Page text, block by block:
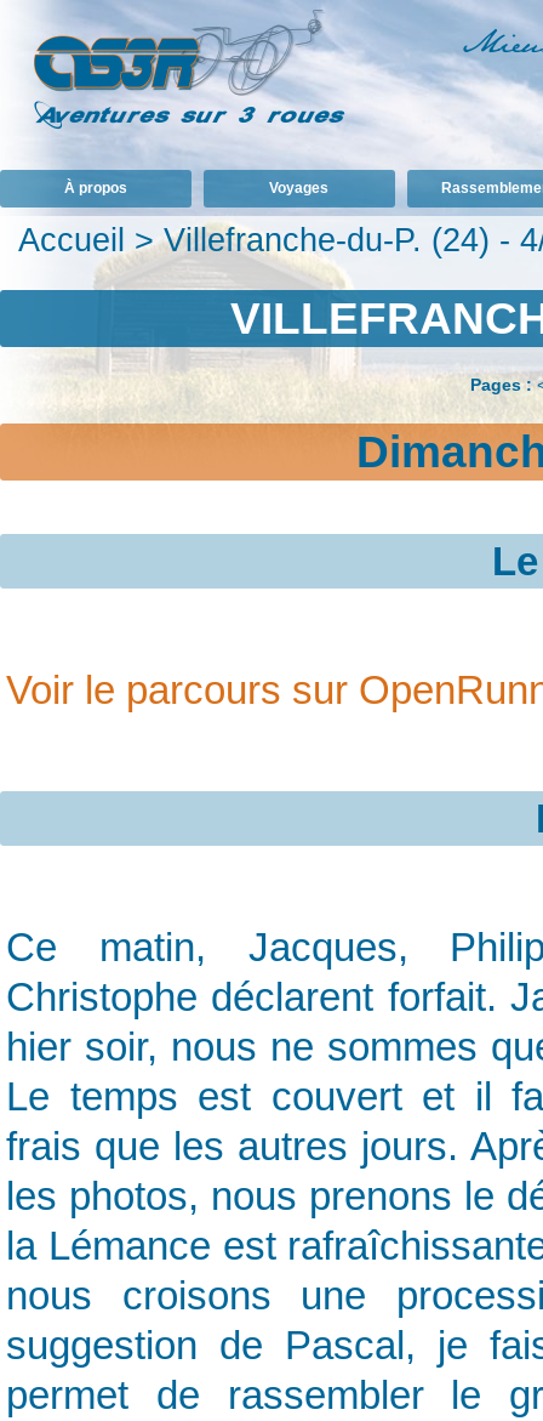
À propos Voyages
Accueil >Villefranche-du-P. (24) -
Pages :
Voir le parcours sur
Ce matin, Jacques,
Christophe déclarent forfait.
hier soir, nous ne sommes
Le temps est couvert et il
frais que les autres jours.
les photos, nous prenons le
la Lémance est
nous croisons une
suggestion de Pascal, je
permet de rassembler le